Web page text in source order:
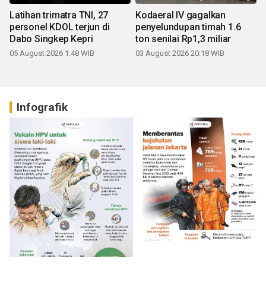
Latihan trimatra TNI, 27
personel KDOL terjun di
Dabo Singkep Kepri
05 August 2026 1:48 WIB
Kodaeral IV gagalkan
penyelundupan timah 1.6
ton senilai Rp1,3 miliar
03 August 2026 20:18 WIB
Infografik